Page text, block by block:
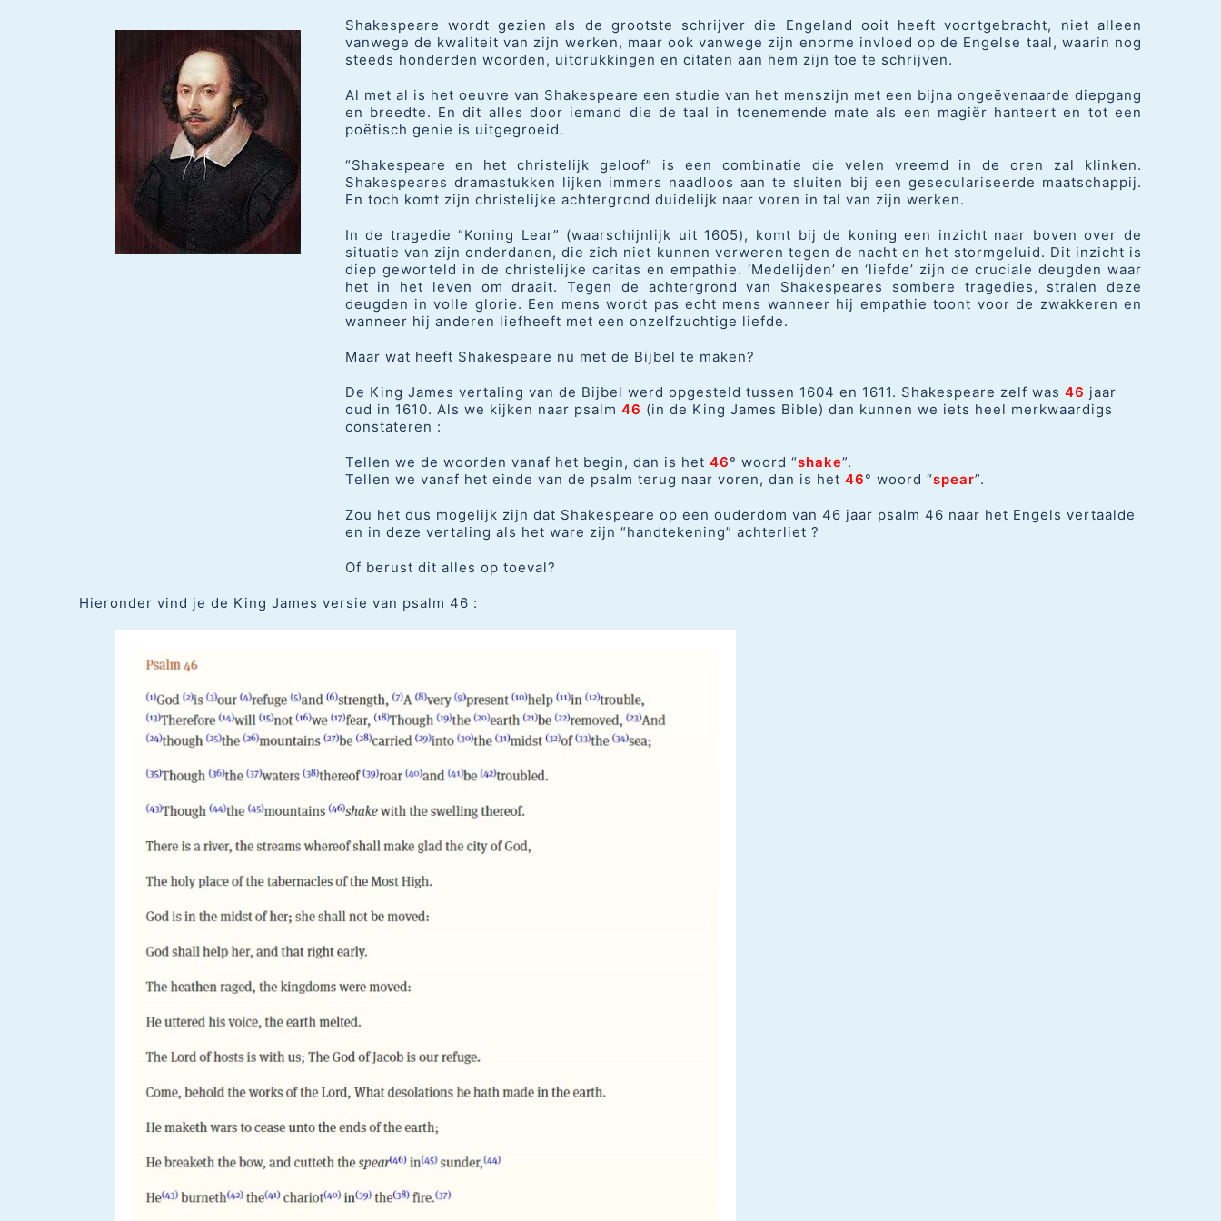
Shakespeare wordt gezien als de grootste schrijver die Engeland ooit heeft voortgebracht, niet alleen
vanwege de kwaliteit van zijn werken, maar ook vanwege zijn enorme invloed op de Engelse taal, waarin nog
steeds honderden woorden, uitdrukkingen en citaten aan hem zijn toe te schrijven.
Al met al is het oeuvre van Shakespeare een studie van het menszijn met een bijna ongeëvenaarde diepgang
en breedte. En dit alles door iemand die de taal in toenemende mate als een magiër hanteert en tot een
poëtisch genie is uitgegroeid.
“Shakespeare en het christelijk geloof” is een combinatie die velen vreemd in de oren zal klinken.
Shakespeares dramastukken lijken immers naadloos aan te sluiten bij een geseculariseerde maatschappij.
En toch komt zijn christelijke achtergrond duidelijk naar voren in tal van zijn werken.
In de tragedie “Koning Lear” (waarschijnlijk uit 1605), komt bij de koning een inzicht naar boven over de
situatie van zijn onderdanen, die zich niet kunnen verweren tegen de nacht en het stormgeluid. Dit inzicht is
diep geworteld in de christelijke caritas en empathie. ‘Medelijden’ en ‘liefde’ zijn de cruciale deugden waar
het in het leven om draait. Tegen de achtergrond van Shakespeares sombere tragedies, stralen deze
deugden in volle glorie. Een mens wordt pas echt mens wanneer hij empathie toont voor de zwakkeren en
wanneer hij anderen liefheeft met een onzelfzuchtige liefde.
Maar wat heeft Shakespeare nu met de Bijbel te maken?
De King James vertaling van de Bijbel werd opgesteld tussen 1604 en 1611. Shakespeare zelf was 46 jaar
oud in 1610. Als we kijken naar psalm 46 (in de King James Bible) dan kunnen we iets heel merkwaardigs
constateren :
Tellen we de woorden vanaf het begin, dan is het 46° woord “shake”.
Tellen we vanaf het einde van de psalm terug naar voren, dan is het 46° woord “spear”.
Zou het dus mogelijk zijn dat Shakespeare op een ouderdom van 46 jaar psalm 46 naar het Engels vertaalde
en in deze vertaling als het ware zijn “handtekening” achterliet ?
Of berust dit alles op toeval?
Hieronder vind je de King James versie van psalm 46 :